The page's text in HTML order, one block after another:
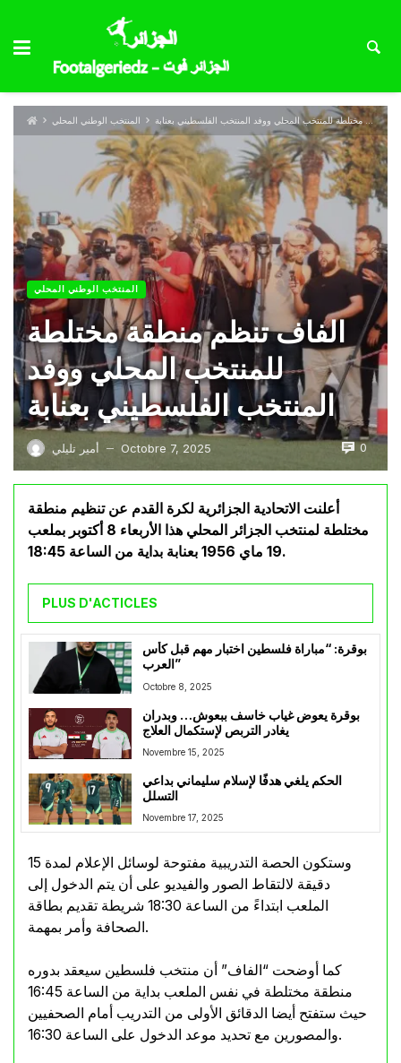
المنتخب الوطني المحلي الفاف تنظم منطقة مختلطة للمنتخب المحلي ووفد المنتخب الفلسطيني بعنابة
المنتخب الوطني المحلي
الفاف تنظم منطقة مختلطة
للمنتخب المحلي ووفد
المنتخب الفلسطيني بعنابة
أمير تليلي — Octobre 7, 2025 0
أعلنت الاتحادية الجزائرية لكرة القدم عن تنظيم منطقة
مختلطة لمنتخب الجزائر المحلي هذا الأربعاء 8 أكتوبر بملعب
19 ماي 1956 بعنابة بداية من الساعة 18:45.
PLUS D'ACTICLES
بوقرة: “مباراة فلسطين اختبار مهم قبل كأس
العرب”
Octobre 8, 2025
بوقرة يعوض غياب خاسف ببعوش… وبدران
يغادر التربص لإستكمال العلاج
Novembre 15, 2025
الحكم يلغي هدفًا لإسلام سليماني بداعي
التسلل
Novembre 17, 2025
وستكون الحصة التدريبية مفتوحة لوسائل الإعلام لمدة 15
دقيقة لالتقاط الصور والفيديو على أن يتم الدخول إلى
الملعب ابتداءً من الساعة 18:30 شريطة تقديم بطاقة
الصحافة وأمر بمهمة.
كما أوضحت “الفاف” أن منتخب فلسطين سيعقد بدوره
منطقة مختلطة في نفس الملعب بداية من الساعة 16:45
حيث ستفتح أيضا الدقائق الأولى من التدريب أمام الصحفيين
والمصورين مع تحديد موعد الدخول على الساعة 16:30.